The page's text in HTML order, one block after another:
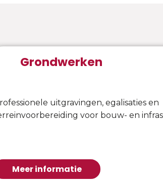
Grondwerken
uitgravingen, egalisaties en
voor bouw- en
Meer informatie